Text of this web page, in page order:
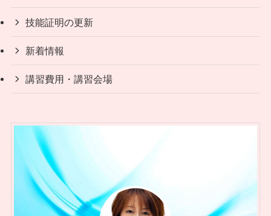
技能証明の更新
新着情報
講習費用・講習会場